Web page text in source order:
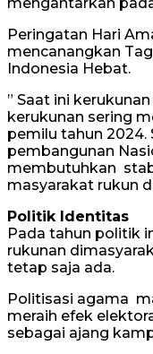
Peringatan Hari
mencanangkan
Indonesia Hebat.
” Saat ini
kerukunan sering
pemilu tahun
pembangunan
membutuhkan
masyarakat rukun
Politik Identitas
Pada tahun politik
rukunan
tetap saja ada.
Politisasi agama
meraih efek
sebagai ajang